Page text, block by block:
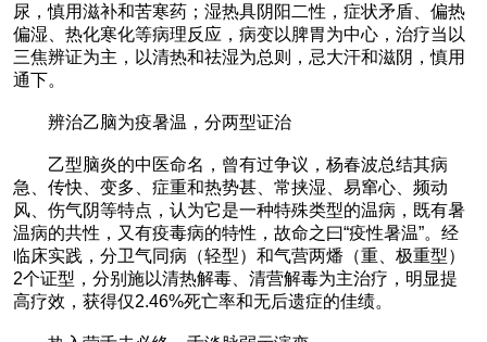
尿，慎用滋补和苦寒药；湿热具阴阳二性，症状矛盾、偏热
偏湿、热化寒化等病理反应，病变以脾胃为中心，治疗当以
三焦辨证为主，以清热和祛湿为总则，忌大汗和滋阴，慎用
通下。
辨治乙脑为疫暑温，分两型证治
乙型脑炎的中医命名，曾有过争议，杨春波总结其病
急、传快、变多、症重和热势甚、常挟湿、易窜心、频动
风、伤气阴等特点，认为它是一种特殊类型的温病，既有暑
温病的共性，又有疫毒病的特性，故命之曰“疫性暑温”。经
临床实践，分卫气同病（轻型）和气营两燔（重、极重型）
2个证型，分别施以清热解毒、清营解毒为主治疗，明显提
高疗效，获得仅2.46%死亡率和无后遗症的佳绩。